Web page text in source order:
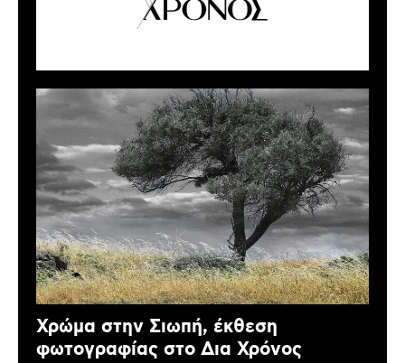
Χρώμα στην Σιωπή, έκθεση
φωτογραφίας στο Δια Χρόνος